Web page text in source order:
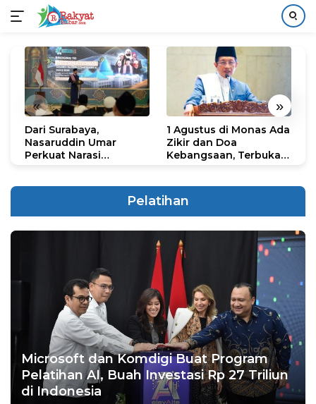
konten
« »
Dari Surabaya,
Nasaruddin Umar
Perkuat Narasi
1 Agustus di Monas Ada
Zikir dan Doa
Kebangsaan, Terbuka
Pelatihan
Microsoft dan Komdigi Buat Program
Pelatihan AI, Buah Investasi Rp 27 Triliun
di Indonesia